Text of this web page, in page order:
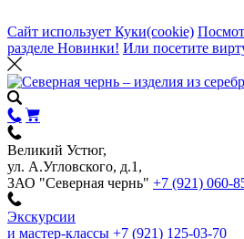
Сайт использует Куки(cookie)
разделе Новинки! Или посетите
Великий Устюг,
ул. А.Угловского, д.1,
ЗАО "Северная чернь" +7 (921) 060-
Экскурсии
и мастер-классы +7 (921) 125-03-70